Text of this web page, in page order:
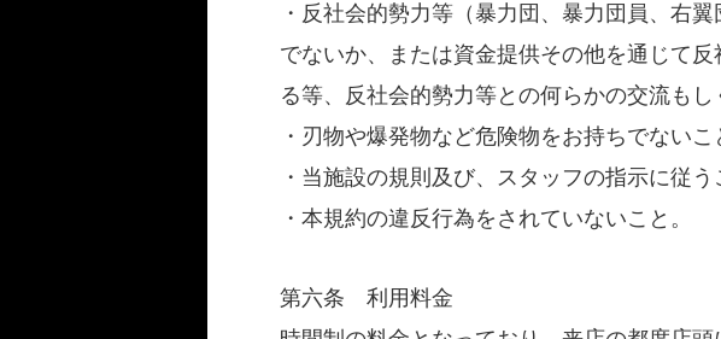
・反社会的勢力等（暴力団、暴力団員、右
でないか、または資金提供その他を通じて
る等、反社会的勢力等との何らかの交流もし
・刃物や爆発物など危険物をお持ちでないこ
・当施設の規則及び、スタッフの指示に従う
・本規約の違反行為をされていないこと。
第六条 利用料金